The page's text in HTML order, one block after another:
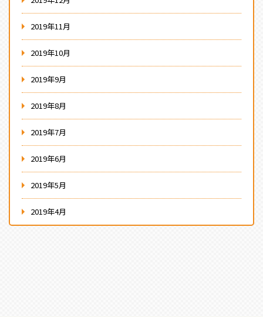
2019年11月
2019年10月
2019年9月
2019年8月
2019年7月
2019年6月
2019年5月
2019年4月